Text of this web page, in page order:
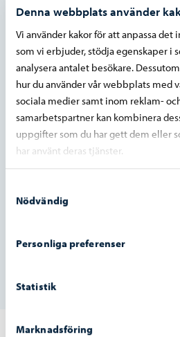
Denna webbplats använder
Vi använder kakor för att anpassa
som vi erbjuder, stödja egenskaper i
analysera antalet besökare.
hur du använder vår webbplats med
sociala medier samt inom reklam-
samarbetspartner kan kombinera
uppgifter som du har gett dem eller
har använt deras tjänster.
Nödvändig
Personliga preferenser
Statistik
Marknadsföring